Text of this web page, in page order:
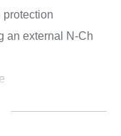
an external N-Ch